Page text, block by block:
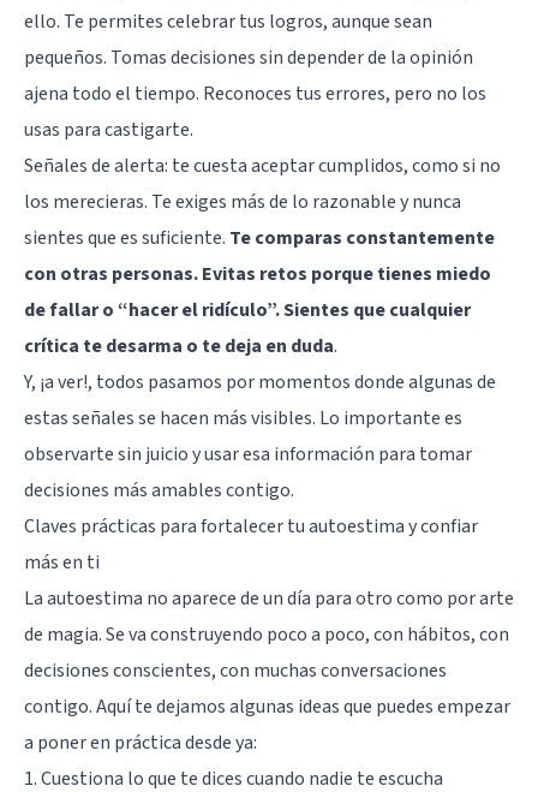
ello. Te permites celebrar tus logros, aunque sean
pequeños. Tomas decisiones sin depender de la opinión
ajena todo el tiempo. Reconoces tus errores, pero no los
usas para castigarte.
Señales de alerta: te cuesta aceptar cumplidos, como si no
los merecieras. Te exiges más de lo razonable y nunca
sientes que es suficiente. Te comparas constantemente
con otras personas. Evitas retos porque tienes miedo
de fallar o “hacer el ridículo”. Sientes que cualquier
crítica te desarma o te deja en duda.
Y, ¡a ver!, todos pasamos por momentos donde algunas de
estas señales se hacen más visibles. Lo importante es
observarte sin juicio y usar esa información para tomar
decisiones más amables contigo.
Claves prácticas para fortalecer tu autoestima y confiar
más en ti
La autoestima no aparece de un día para otro como por arte
de magia. Se va construyendo poco a poco, con hábitos, con
decisiones conscientes, con muchas conversaciones
contigo. Aquí te dejamos algunas ideas que puedes empezar
a poner en práctica desde ya:
1. Cuestiona lo que te dices cuando nadie te escucha